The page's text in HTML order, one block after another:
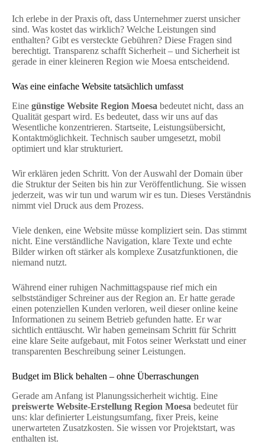
Ich erlebe in der Praxis oft, dass Unternehmer zuerst unsicher
sind. Was kostet das wirklich? Welche Leistungen sind
enthalten? Gibt es versteckte Gebühren? Diese Fragen sind
berechtigt. Transparenz schafft Sicherheit – und Sicherheit ist
gerade in einer kleineren Region wie Moesa entscheidend.
Was eine einfache Website tatsächlich umfasst
Eine günstige Website Region Moesa bedeutet nicht, dass an
Qualität gespart wird. Es bedeutet, dass wir uns auf das
Wesentliche konzentrieren. Startseite, Leistungsübersicht,
Kontaktmöglichkeit. Technisch sauber umgesetzt, mobil
optimiert und klar strukturiert.
Wir erklären jeden Schritt. Von der Auswahl der Domain über
die Struktur der Seiten bis hin zur Veröffentlichung. Sie wissen
jederzeit, was wir tun und warum wir es tun. Dieses Verständnis
nimmt viel Druck aus dem Prozess.
Viele denken, eine Website müsse kompliziert sein. Das stimmt
nicht. Eine verständliche Navigation, klare Texte und echte
Bilder wirken oft stärker als komplexe Zusatzfunktionen, die
niemand nutzt.
Während einer ruhigen Nachmittagspause rief mich ein
selbstständiger Schreiner aus der Region an. Er hatte gerade
einen potenziellen Kunden verloren, weil dieser online keine
Informationen zu seinem Betrieb gefunden hatte. Er war
sichtlich enttäuscht. Wir haben gemeinsam Schritt für Schritt
eine klare Seite aufgebaut, mit Fotos seiner Werkstatt und einer
transparenten Beschreibung seiner Leistungen.
Budget im Blick behalten – ohne Überraschungen
Gerade am Anfang ist Planungssicherheit wichtig. Eine
preiswerte Website-Erstellung Region Moesa bedeutet für
uns: klar definierter Leistungsumfang, fixer Preis, keine
unerwarteten Zusatzkosten. Sie wissen vor Projektstart, was
enthalten ist.